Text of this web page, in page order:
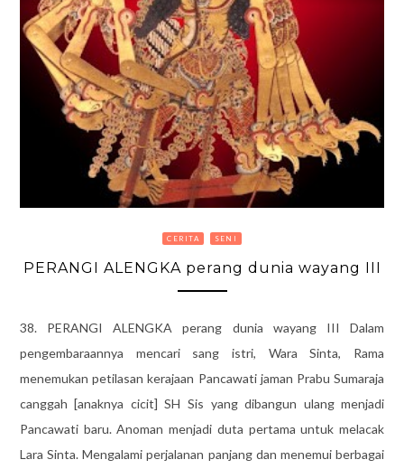
CERITA SENI
PERANGI ALENGKA perang dunia wayang III
38. PERANGI ALENGKA perang dunia wayang III Dalam
pengembaraannya mencari sang istri, Wara Sinta, Rama
menemukan petilasan kerajaan Pancawati jaman Prabu Sumaraja
canggah [anaknya cicit] SH Sis yang dibangun ulang menjadi
Pancawati baru. Anoman menjadi duta pertama untuk melacak
Lara Sinta. Mengalami perjalanan panjang dan menemui berbagai